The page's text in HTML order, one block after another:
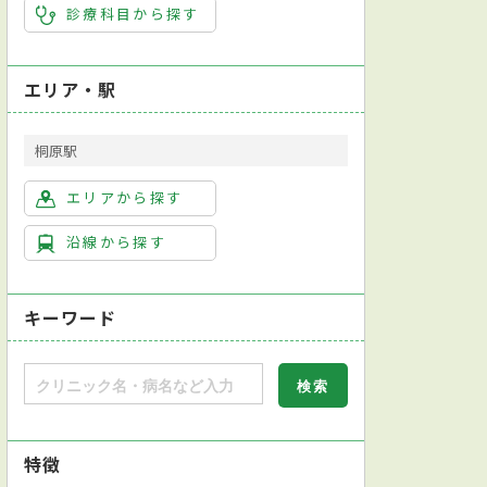
診療科目から探す
エリア・駅
桐原駅
エリアから探す
沿線から探す
キーワード
特徴